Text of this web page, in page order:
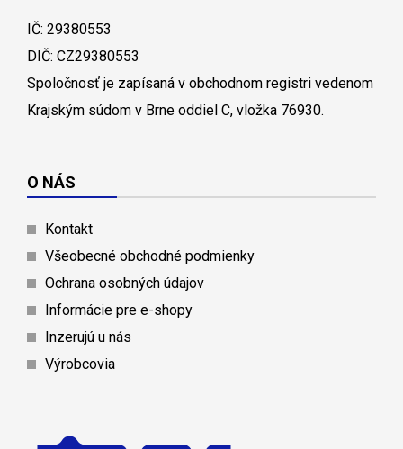
IČ: 29380553
DIČ: CZ29380553
Spoločnosť je zapísaná v obchodnom registri vedenom
Krajským súdom v Brne oddiel C, vložka 76930.
O NÁS
Kontakt
Všeobecné obchodné podmienky
Ochrana osobných údajov
Informácie pre e-shopy
Inzerujú u nás
Výrobcovia